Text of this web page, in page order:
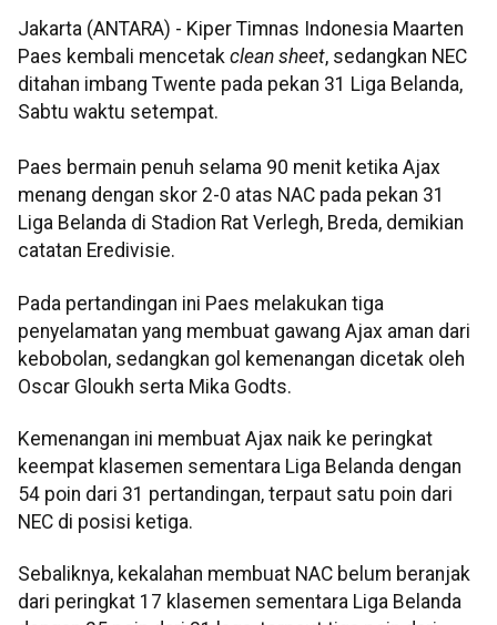
Jakarta (ANTARA) - Kiper Timnas Indonesia Maarten
Paes kembali mencetak clean sheet, sedangkan NEC
ditahan imbang Twente pada pekan 31 Liga Belanda,
Sabtu waktu setempat.
Paes bermain penuh selama 90 menit ketika Ajax
menang dengan skor 2-0 atas NAC pada pekan 31
Liga Belanda di Stadion Rat Verlegh, Breda, demikian
catatan Eredivisie.
Pada pertandingan ini Paes melakukan tiga
penyelamatan yang membuat gawang Ajax aman dari
kebobolan, sedangkan gol kemenangan dicetak oleh
Oscar Gloukh serta Mika Godts.
Kemenangan ini membuat Ajax naik ke peringkat
keempat klasemen sementara Liga Belanda dengan
54 poin dari 31 pertandingan, terpaut satu poin dari
NEC di posisi ketiga.
Sebaliknya, kekalahan membuat NAC belum beranjak
dari peringkat 17 klasemen sementara Liga Belanda